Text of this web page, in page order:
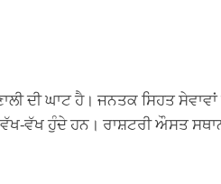
ਦੀ ਘਾਟ ਹੈ। ਜਨਤਕ ਸਿਹਤ ਸੇਵਾਵਾਂ
ਵੱਖ ਹੁੰਦੇ ਹਨ। ਰਾਸ਼ਟਰੀ ਔਸਤ